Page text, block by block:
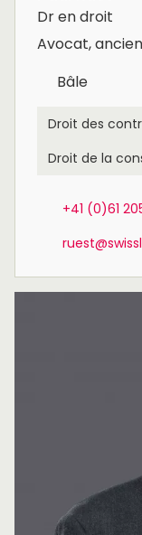
Dr en droit
Avocat,
Bâle
Droit des
Droit de la
+41 (0)61